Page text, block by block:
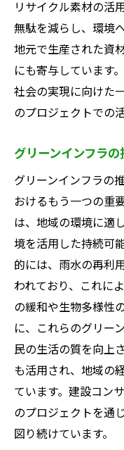
リサイクル素材の活
無駄を減らし、環境
地元で生産された資
にも寄与しています
社会の実現に向けた
のプロジェクトでの
グリーンインフラの
グリーンインフラの
おけるもう一つの重
は、地域の環境に適
境を活用した持続可
的には、雨水の再利
われており、これに
の緩和や生物多様性
に、これらのグリー
民の生活の質を向上
も活用され、地域の
ています。建設コン
のプロジェクトを通
図り続けています。